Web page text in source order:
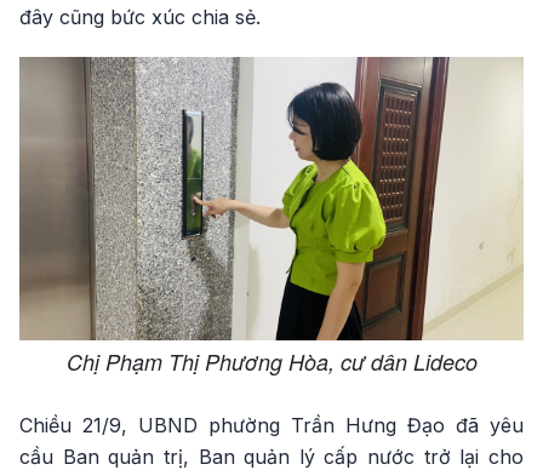
đây cũng bức xúc chia sẻ.
Chị Phạm Thị Phương Hòa, cư dân Lideco
Chiều 21/9, UBND phường Trần Hưng Đạo đã yêu
cầu Ban quản trị, Ban quản lý cấp nước trở lại cho